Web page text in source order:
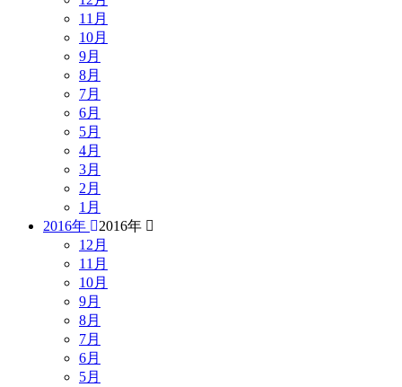
11月
10月
9月
8月
7月
6月
5月
4月
3月
2月
1月
2016年
2016年
12月
11月
10月
9月
8月
7月
6月
5月